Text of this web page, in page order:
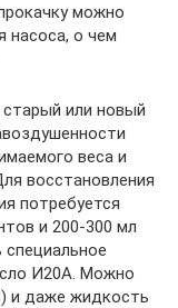
можно
насоса, о чем
или новый
веса и
восстановления
потребуется
и 200-300 мл
И20А. Можно
и даже жидкость